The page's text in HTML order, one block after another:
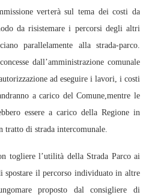
verterà sul tema dei costi da
da risistemare i percorsi degli altri
parallelamente alla strada-parco.
dall’amministrazione comunale
ad eseguire i lavori, i costi
a carico del Comune,mentre le
essere a carico della Regione in
tratto di strada intercomunale.
togliere l’utilità della Strada Parco ai
spostare il percorso individuato in altre
proposto dal consigliere di